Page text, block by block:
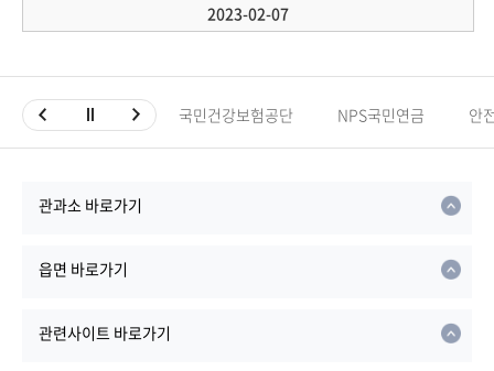
2023-02-07
국민건강보험공단 NPS국민연금 안
관과소 바로가기
읍면 바로가기
관련사이트 바로가기